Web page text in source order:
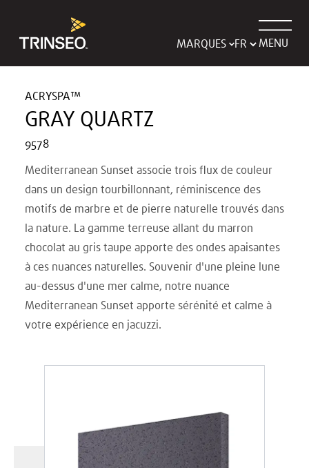
MARQUES MENU
ACRYSPA™
GRAY QUARTZ
9578
Mediterranean Sunset associe trois flux de couleur
dans un design tourbillonnant, réminiscence des
motifs de marbre et de pierre naturelle trouvés dans
la nature. La gamme terreuse allant du marron
chocolat au gris taupe apporte des ondes apaisantes
à ces nuances naturelles. Souvenir d'une pleine lune
au-dessus d'une mer calme, notre nuance
Mediterranean Sunset apporte sérénité et calme à
votre expérience en jacuzzi.